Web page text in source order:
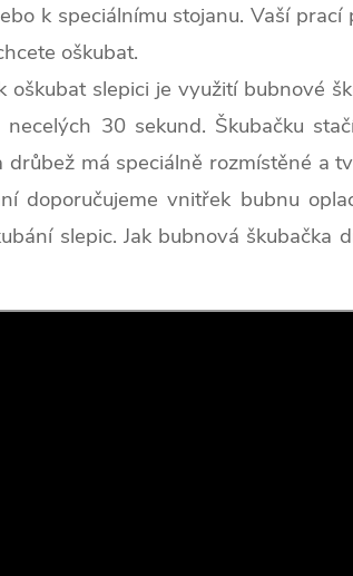
k speciálnímu stojanu. Vaší prací
oškubat.
slepici je využití bubnové
30 sekund. Škubačku
má speciálně rozmístěné a
doporučujeme vnitřek bubnu
slepic. Jak bubnová škubačka